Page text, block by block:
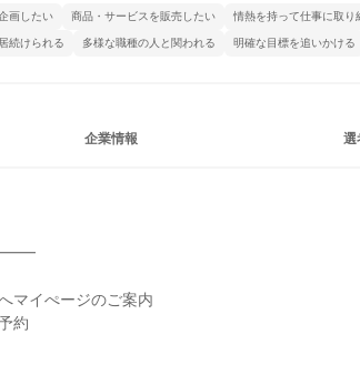
画したい 商品・サービスを販売したい 情熱を持って仕事に取り
続けられる 多様な職種の人と関われる 明確な目標を追いかける
企業情報 選
マイぺージのご案内
約